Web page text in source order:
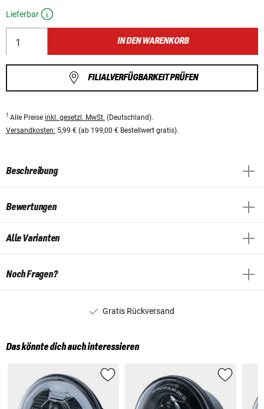
Lieferbar
IN DEN WARENKORB
FILIALVERFÜGBARKEIT PRÜFEN
1 Alle Preise inkl. gesetzl. MwSt. (Deutschland).
Versandkosten: 5,99 € (ab 199,00 € Bestellwert gratis).
Beschreibung
Bewertungen
Alle Varianten
Noch Fragen?
Gratis Rückversand
Das könnte dich auch interessieren